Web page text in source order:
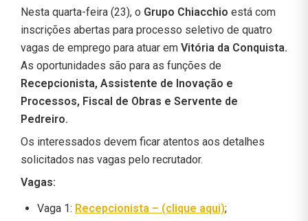
Nesta quarta-feira (23), o Grupo Chiacchio está com
inscrições abertas para processo seletivo de quatro
vagas de emprego para atuar em Vitória da Conquista.
As oportunidades são para as funções de
Recepcionista, Assistente de Inovação e
Processos, Fiscal de Obras e Servente de
Pedreiro.
Os interessados devem ficar atentos aos detalhes
solicitados nas vagas pelo recrutador.
Vagas:
Vaga 1: Recepcionista – (clique aqui);